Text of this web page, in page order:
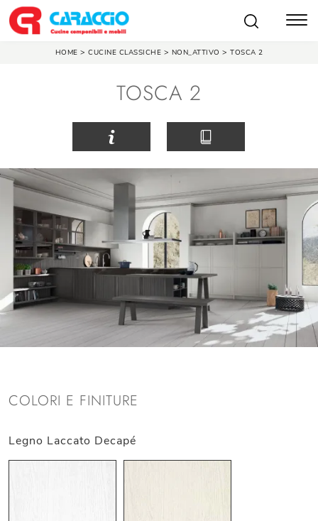
HOME > CUCINE CLASSICHE > NON_ATTIVO > TOSCA 2
TOSCA 2
COLORI E FINITURE
Legno Laccato Decapé